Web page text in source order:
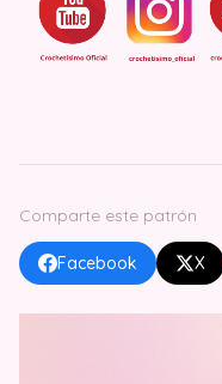
Comparte este patrón
Facebook X